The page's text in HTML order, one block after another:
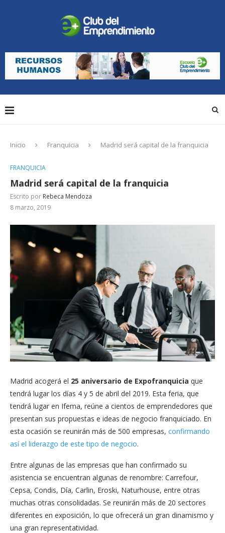
Inicio Franquicia Madrid será capital de la franquicia
FRANQUICIA
Madrid será capital de la franquicia
Escrito por Rebeca Mendoza
8 marzo, 2019
Madrid acogerá el 25 aniversario de Expofranquicia que
tendrá lugar los días 4 y 5 de abril del 2019. Esta feria, que
tendrá lugar en Ifema, reúne a cientos de emprendedores que
presentan sus propuestas e ideas de negocio franquiciado. En
esta ocasión se reunirán más de 500 empresas, confirmando
así el liderazgo de este tipo de negocio.
Entre algunas de las empresas que han confirmado su
asistencia se encuentran algunas de renombre: Carrefour,
Cepsa, Condis, Día, Carlin, Eroski, Naturhouse, entre otras
muchas otras consolidadas. Se reunirán más de 20 sectores
diferentes en exposición, lo que ofrecerá un gran dinamismo y
una gran representatividad.